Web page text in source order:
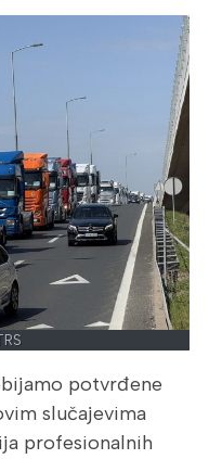
potvrđene
slučajevima
profesionalnih